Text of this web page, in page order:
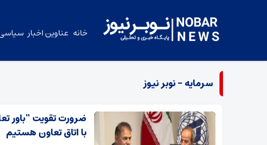
خانه عناوین اخبار
سرمایه – نوبر نیوز
ضرورت تقویت “باور
با اتاق تعاون هستیم